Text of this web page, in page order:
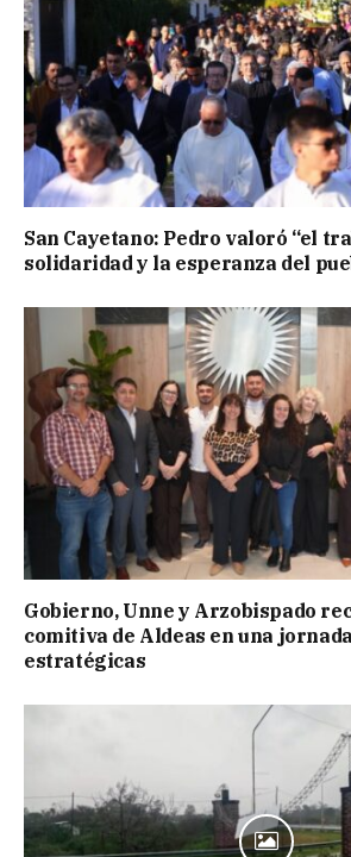
San Cayetano: Pedro valoró “el
solidaridad y la esperanza del
Gobierno, Unne y Arzobispado
comitiva de Aldeas en una
estratégicas